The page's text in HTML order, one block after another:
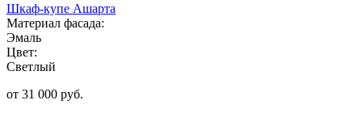
Шкаф-купе Ашарта
Материал фасада:
Эмаль
Цвет:
Светлый
от 31 000 руб.